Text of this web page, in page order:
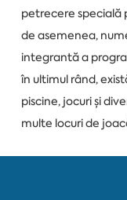
petrecere specială
de asemenea,
integrantă a
în ultimul rând,
piscine, jocuri și
multe locuri de